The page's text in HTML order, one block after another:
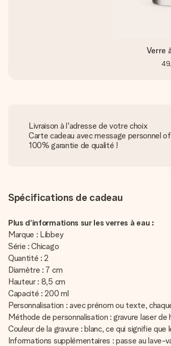
Verre
Livraison à l'adresse de votre choix
Carte cadeau avec message personnel
100% garantie de qualité !
Spécifications de cadeau
Plus d’informations sur les verres à eau :
Marque : Libbey
Série : Chicago
Quantité : 2
Diamètre : 7 cm
Hauteur : 8,5 cm
Capacité : 200 ml
Personnalisation : avec prénom ou texte,
Méthode de personnalisation : gravure laser de
Couleur de la gravure : blanc, ce qui signifie
Informations supplémentaires : passe au lave-